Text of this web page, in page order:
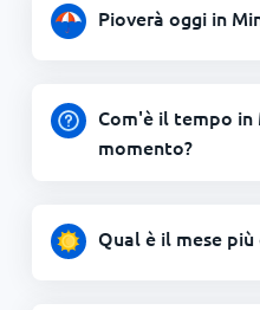
Pioverà oggi in
Com'è il tempo in
momento?
Qual è il mese